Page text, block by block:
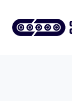
content